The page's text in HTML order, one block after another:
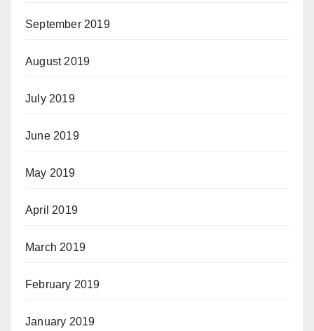
September 2019
August 2019
July 2019
June 2019
May 2019
April 2019
March 2019
February 2019
January 2019